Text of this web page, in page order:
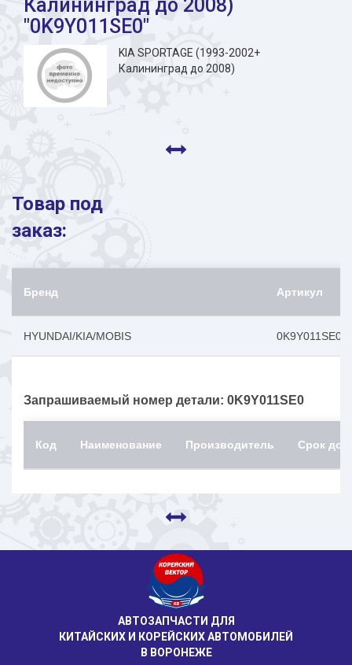
Калининград до 2008)
"0K9Y011SE0"
KIA SPORTAGE (1993-2002+
Калининград до 2008)
Товар под
заказ:
Бренд Артикул
HYUNDAI/KIA/MOBIS 0K9Y011SE0
Запрашиваемый номер детали: 0K9Y011SE0
Код Наименование Производитель Срок
АВТОЗАПЧАСТИ ДЛЯ
КИТАЙСКИХ И КОРЕЙСКИХ АВТОМОБИЛЕЙ
В ВОРОНЕЖЕ